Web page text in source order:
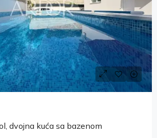
dvojna kuća sa bazenom